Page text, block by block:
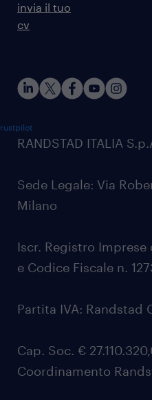
invia il tuo
cv
RANDSTAD ITALIA
Sede Legale: Via
Milano
Iscr. Registro
e Codice Fiscale n.
Partita IVA: Randstad
Cap. Soc. €
Coordinamento